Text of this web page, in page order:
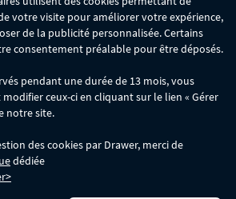
300€ d'achat, avec le code BIKINI30
500€ d'achat, avec le code BIKINI50
et BIKINI100 ne sont valables que sur
pas cumulables entre eux, ni avec d'autres codes
calculera automatiquement dans votre panier
votre visite pour améliorer votre expérience,
de la publicité personnalisée. Certains
consentement préalable pour être déposés.
pendant une durée de 13 mois, vous
ceux-ci en cliquant sur le lien « Gérer
notre site.
des cookies par Drawer, merci de
dédiée